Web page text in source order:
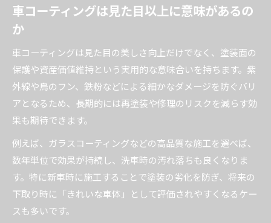
車コーティングの有無が塗装や査定に与える影
カーコーティングの効果とその持続性
カーコーティングの効果はどこまで持続するの
か
車コーティング効果期間と耐久性の真実を解説
ガラスコーティングの持続期間と期待できる効
果
カーコーティングで実感できる効果を徹底調査
車コーティングの効果が意味ないと言われる理
由
メリットとデメリットを比較で知る価値
車コーティングは見た目以上に意味があるの
か
車コーティングは見た目の美しさ向上だけでなく、塗装面の
保護や資産価値維持という実用的な意味合いを持ちます。紫
外線や鳥のフン、鉄粉などによる細かなダメージを防ぐバリ
アとなるため、長期的には再塗装や修理のリスクを減らす効
果も期待できます。
例えば、ガラスコーティングなどの高品質な施工を選べば、
数年単位で効果が持続し、洗車時の汚れ落ちも良くなりま
す。特に新車時に施工することで塗装の劣化を防ぎ、将来の
下取り時に「きれいな車体」として評価されやすくなるケー
スも多いです。